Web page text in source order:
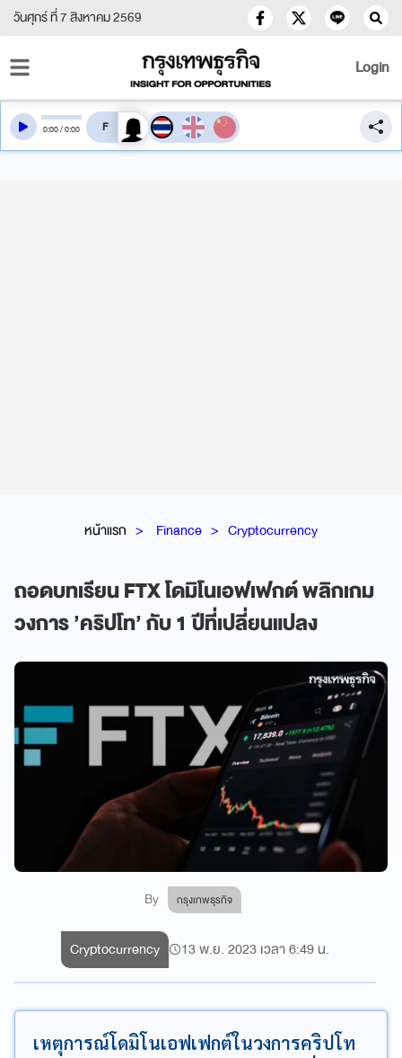
วันศุกร์ ที่ 7 สิงหาคม 2569
Login
หน้าแรก Finance Cryptocurrency
ถอดบทเรียน FTX โดมิโนเอฟเฟกต์ พลิกเกม
วงการ ’คริปโท’ กับ 1 ปีที่เปลี่ยนแปลง
By กรุงเทพธุรกิจ
0:00/0:00 สลับเสียงอ่าน
Cryptocurrency 13 พ.ย. 2023 เวลา 6:49 น.
เหตุการณ์โดมิโนเอฟเฟกต์ในวงการคริปโท